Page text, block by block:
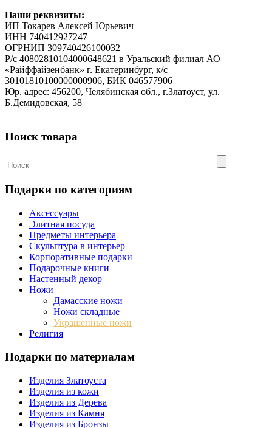
Наши реквизиты:
ИП Токарев Алексей Юрьевич
ИНН 740412927247
ОГРНИП 309740426100032
Р/с 40802810104000648621 в Уральский филиал АО
«Райффайзенбанк» г. Екатеринбург, к/с
30101810100000000906, БИК 046577906
Юр. адрес: 456200, Челябинская обл., г.Златоуст, ул.
Б.Демидовская, 58
Поиск товара
Подарки по категориям
Аксессуары
Элитная посуда
Предметы интерьера
Скульптура в интерьер
Корпоративные подарки
Подарочные книги
Настенный декор
Ножи
Дамасские ножи
Ножи складные
Украшенные ножи
Религия
Подарки по материалам
Изделия Златоуста
Изделия из кожи
Изделия из Дерева
Изделия из Камня
Изделия из Бронзы